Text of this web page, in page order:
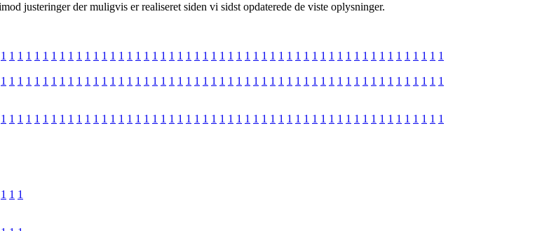
justeringer der muligvis er realiseret siden vi sidst opdaterede de viste oplysninger.
1 1 1 1 1 1 1 1 1 1 1 1 1 1 1 1 1 1 1 1 1 1 1 1 1 1 1 1 1 1 1 1 1 1 1 1 1 1 1 1 1 1 1 1 1 1 1 1 1 1 1 1 1
1 1 1 1 1 1 1 1 1 1 1 1 1 1 1 1 1 1 1 1 1 1 1 1 1 1 1 1 1 1 1 1 1 1 1 1 1 1 1 1 1 1 1 1 1 1 1 1 1 1 1 1 1
1 1 1 1 1 1 1 1 1 1 1 1 1 1 1 1 1 1 1 1 1 1 1 1 1 1 1 1 1 1 1 1 1 1 1 1 1 1 1 1 1 1 1 1 1 1 1 1 1 1 1 1 1
1 1 1